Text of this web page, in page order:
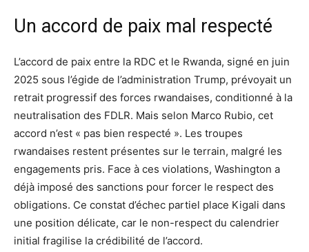
Un accord de paix mal respecté
L’accord de paix entre la RDC et le Rwanda, signé en juin
2025 sous l’égide de l’administration Trump, prévoyait un
retrait progressif des forces rwandaises, conditionné à la
neutralisation des FDLR. Mais selon Marco Rubio, cet
accord n’est « pas bien respecté ». Les troupes
rwandaises restent présentes sur le terrain, malgré les
engagements pris. Face à ces violations, Washington a
déjà imposé des sanctions pour forcer le respect des
obligations. Ce constat d’échec partiel place Kigali dans
une position délicate, car le non-respect du calendrier
initial fragilise la crédibilité de l’accord.